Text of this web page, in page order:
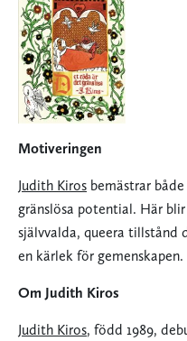
Motiveringen
Judith Kiros bemästrar
gränslösa potential. Här
självvalda, queera tillstånd
en kärlek för gemenskapen.
Om Judith Kiros
Judith Kiros, född 1989,